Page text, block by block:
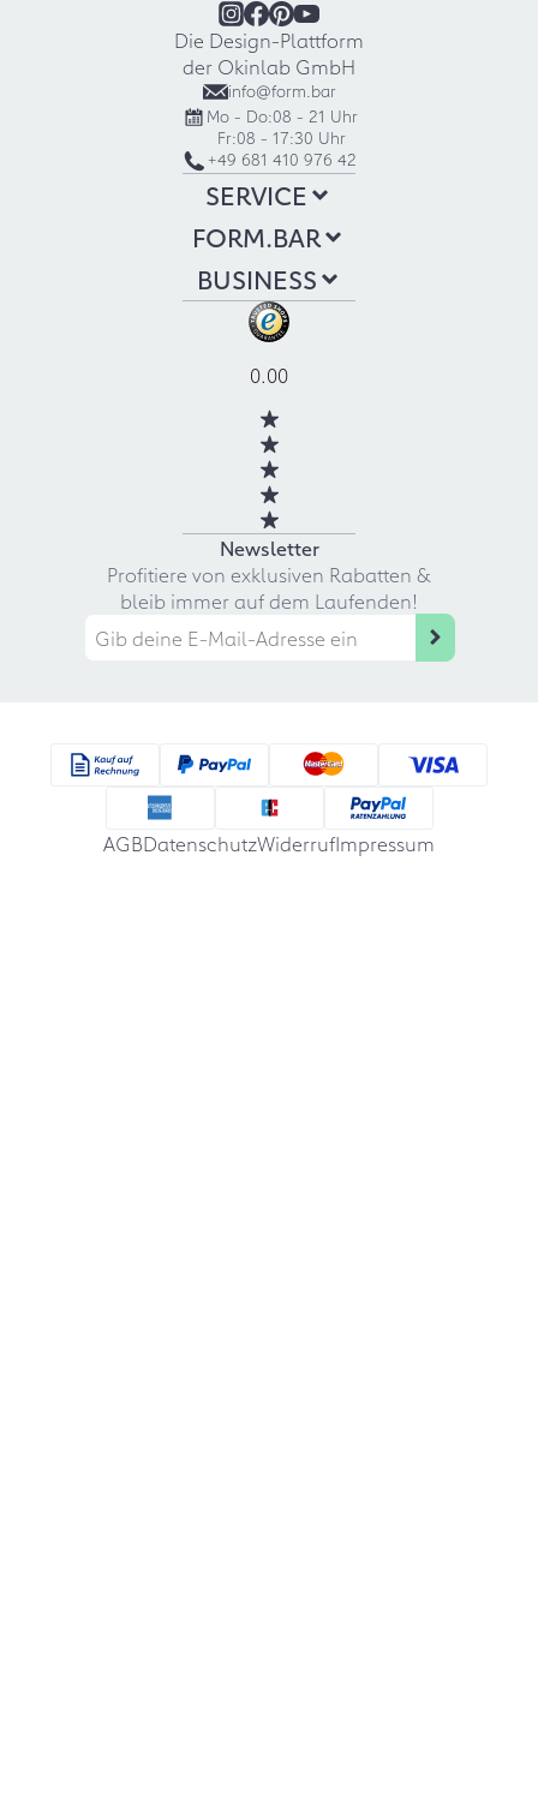
Die Design-Plattform
der Okinlab GmbH
info@form.bar
Mo - Do:08 - 21 Uhr
Fr:08 - 17:30 Uhr
+49 681 410 976 42
SERVICE
FORM.BAR
BUSINESS
0.00
Newsletter
Profitiere von exklusiven Rabatten &
bleib immer auf dem Laufenden!
AGBDatenschutzWiderrufImpressum